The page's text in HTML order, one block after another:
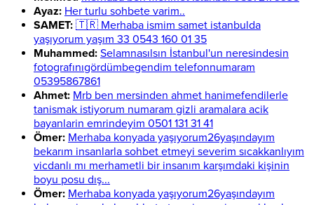
Ayaz: Her turlu sohbete varim..
SAMET: 🇹🇷 Merhaba ismim samet istanbulda
yaşıyorum yaşım 33 0543 160 01 35
Muhammed: Selamnasılsın İstanbul'un neresindesin
fotografınıgördümbegendim telefonnumaram
05395867861
Ahmet: Mrb ben mersinden ahmet hanimefendilerle
tanismak istiyorum numaram gizli aramalara acik
bayanlarin emrindeyim 0501 131 31 41
Ömer: Merhaba konyada yaşıyorum26yaşındayım
bekarım insanlarla sohbet etmeyi severim sıcakkanlıyım
vicdanlı mı merhametli bir insanım karşımdaki kişinin
boyu posu dış...
Ömer: Merhaba konyada yaşıyorum26yaşındayım